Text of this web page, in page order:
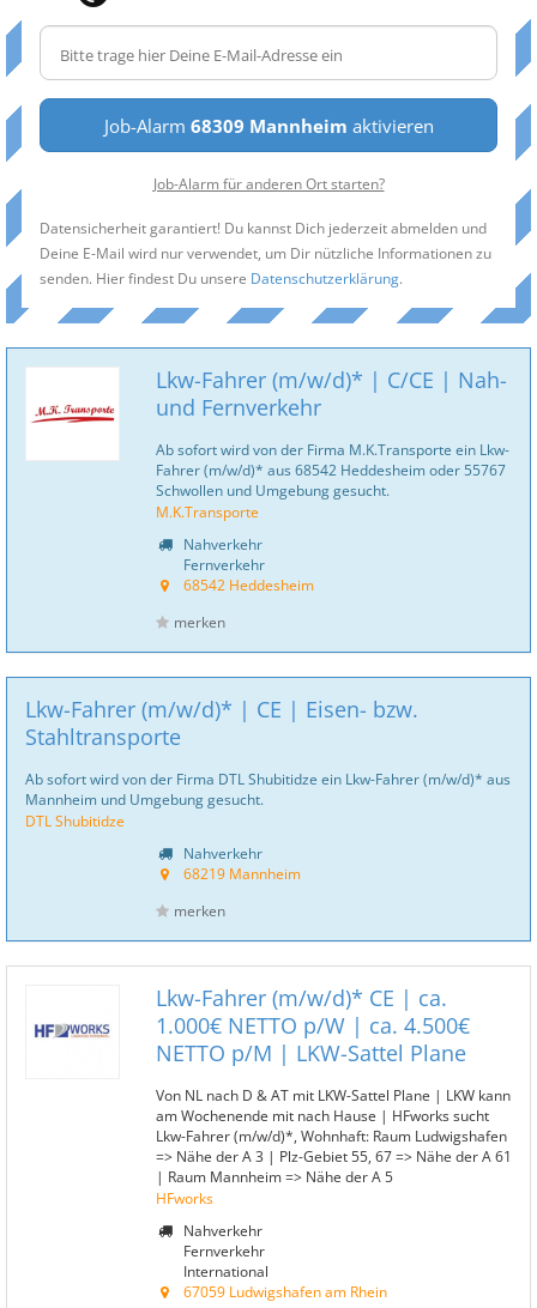
Job-Alarm 68309 Mannheim aktivieren
Job-Alarm für anderen Ort starten?
Datensicherheit garantiert! Du kannst Dich jederzeit abmelden und
Deine E-Mail wird nur verwendet, um Dir nützliche Informationen zu
senden. Hier findest Du unsere Datenschutzerklärung.
Lkw-Fahrer (m/w/d)* | C/CE | Nah-
und Fernverkehr
Ab sofort wird von der Firma M.K.Transporte ein Lkw-
Fahrer (m/w/d)* aus 68542 Heddesheim oder 55767
Schwollen und Umgebung gesucht.
M.K.Transporte
Nahverkehr
Fernverkehr
68542 Heddesheim
merken
Lkw-Fahrer (m/w/d)* | CE | Eisen- bzw.
Stahltransporte
Ab sofort wird von der Firma DTL Shubitidze ein Lkw-Fahrer (m/w/d)* aus
Mannheim und Umgebung gesucht.
DTL Shubitidze
Nahverkehr
68219 Mannheim
merken
Lkw-Fahrer (m/w/d)* CE | ca.
1.000€ NETTO p/W | ca. 4.500€
NETTO p/M | LKW-Sattel Plane
Von NL nach D & AT mit LKW-Sattel Plane | LKW kann
am Wochenende mit nach Hause | HFworks sucht
Lkw-Fahrer (m/w/d)*, Wohnhaft: Raum Ludwigshafen
=> Nähe der A 3 | Plz-Gebiet 55, 67 => Nähe der A 61
| Raum Mannheim => Nähe der A 5
HFworks
Nahverkehr
Fernverkehr
International
67059 Ludwigshafen am Rhein